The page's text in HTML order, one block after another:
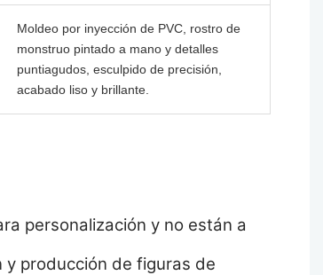
Moldeo por inyección de PVC, rostro de
monstruo pintado a mano y detalles
puntiagudos, esculpido de precisión,
acabado liso y brillante.
personalización y no están a
y producción de figuras de